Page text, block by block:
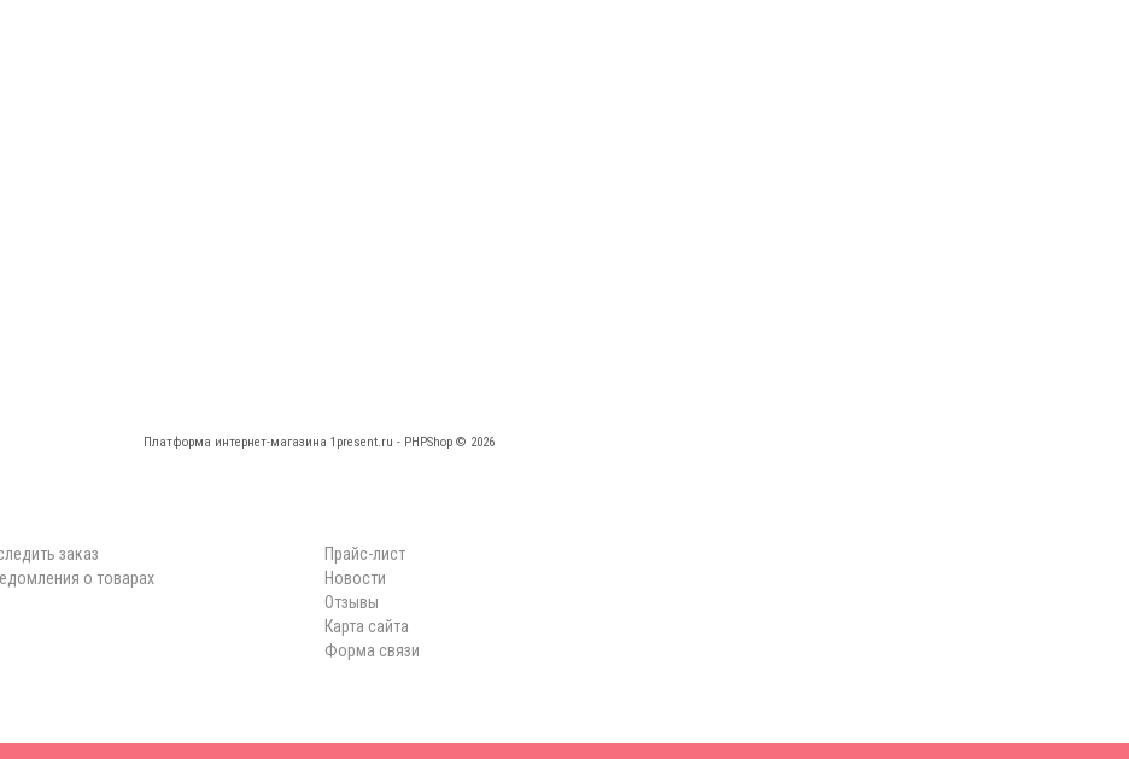
заказ
о товарах
Прайс-лист
Новости
Отзывы
Карта сайта
Форма связи
Платформа интернет-магазина 1present.ru - PHPShop © 2026